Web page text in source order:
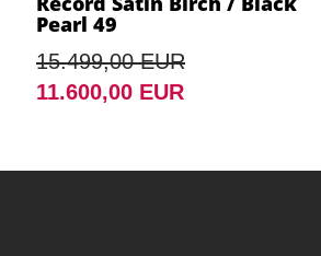
Pearl 49
15.499,00 EUR
11.600,00 EUR